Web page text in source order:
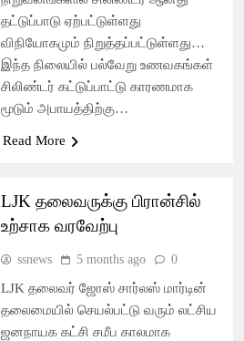
தட்டுப்பாடு ஏற்பட்டுள்ளது
விநியோகமும் நிறுத்தப்பட்டுள்ளது…
இந்த நிலையில் பல்வேறு உணவகங்கள்
சிலிண்டர் கட்டுப்பாட்டு காரணமாக
மூடும் அபாயத்திற்கு…
Read More
LJK தலைவருக்கு பிரான்சில்
உற்சாக வரவேற்பு
ssnews 5 months ago 0
LJK தலைவர் ஜோஸ் சார்லஸ் மார்டின்
தலைமையில் செயல்பட்டு வரும் லட்சிய
ஜனநாயக கட்சி சமீப காலமாக